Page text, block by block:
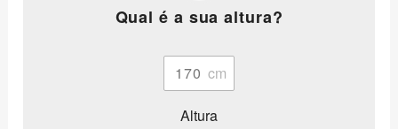
Qual é a sua altura?
Altura